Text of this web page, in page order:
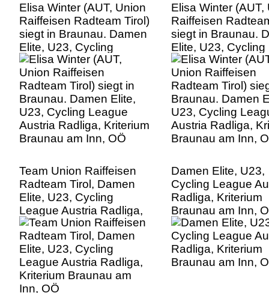
Elisa Winter (AUT, Union
Raiffeisen Radteam Tirol)
siegt in Braunau. Damen
Elite, U23, Cycling
League Austria Radliga,
Kriterium Braunau am
Inn, OÖ
Elisa Winter (AUT,
Raiffeisen
siegt in Braunau.
Elite, U23, Cycling
League Austria
Kriterium Braunau
Inn, OÖ
Team Union Raiffeisen
Radteam Tirol, Damen
Elite, U23, Cycling
League Austria Radliga,
Kriterium Braunau am
Inn, OÖ
Damen Elite, U23,
Cycling League
Radliga, Kriterium
Braunau am Inn,